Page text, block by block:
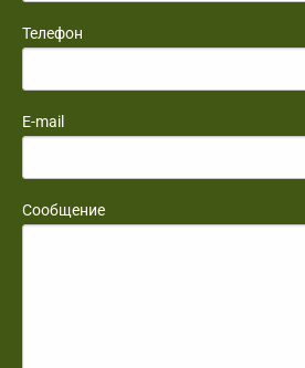
Телефон
E-mail
Сообщение